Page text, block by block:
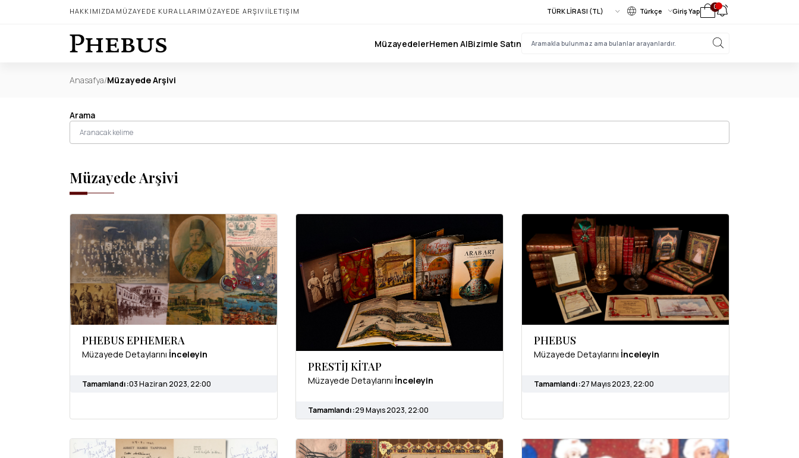
HAKKIMIZDA MÜZAYEDE KURALLARI MÜZAYEDE ARŞIVIİLETIŞIM Türkçe Giriş Yap 0
MüzayedelerHemen AlBizimle Satın
Anasafya/Müzayede Arşivi
Arama
Müzayede Arşivi
PHEBUS EPHEMERA
Müzayede Detaylarını İnceleyin
Tamamlandı :03 Haziran 2023, 22:00
PRESTİJ KİTAP
Müzayede Detaylarını İnceleyin
Tamamlandı :29 Mayıs 2023, 22:00
PHEBUS
Müzayede Detaylarını İnceleyin
Tamamlandı :27 Mayıs 2023, 22:00